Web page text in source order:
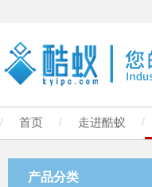
/ 首页 / 走进酷蚁 /
产品分类